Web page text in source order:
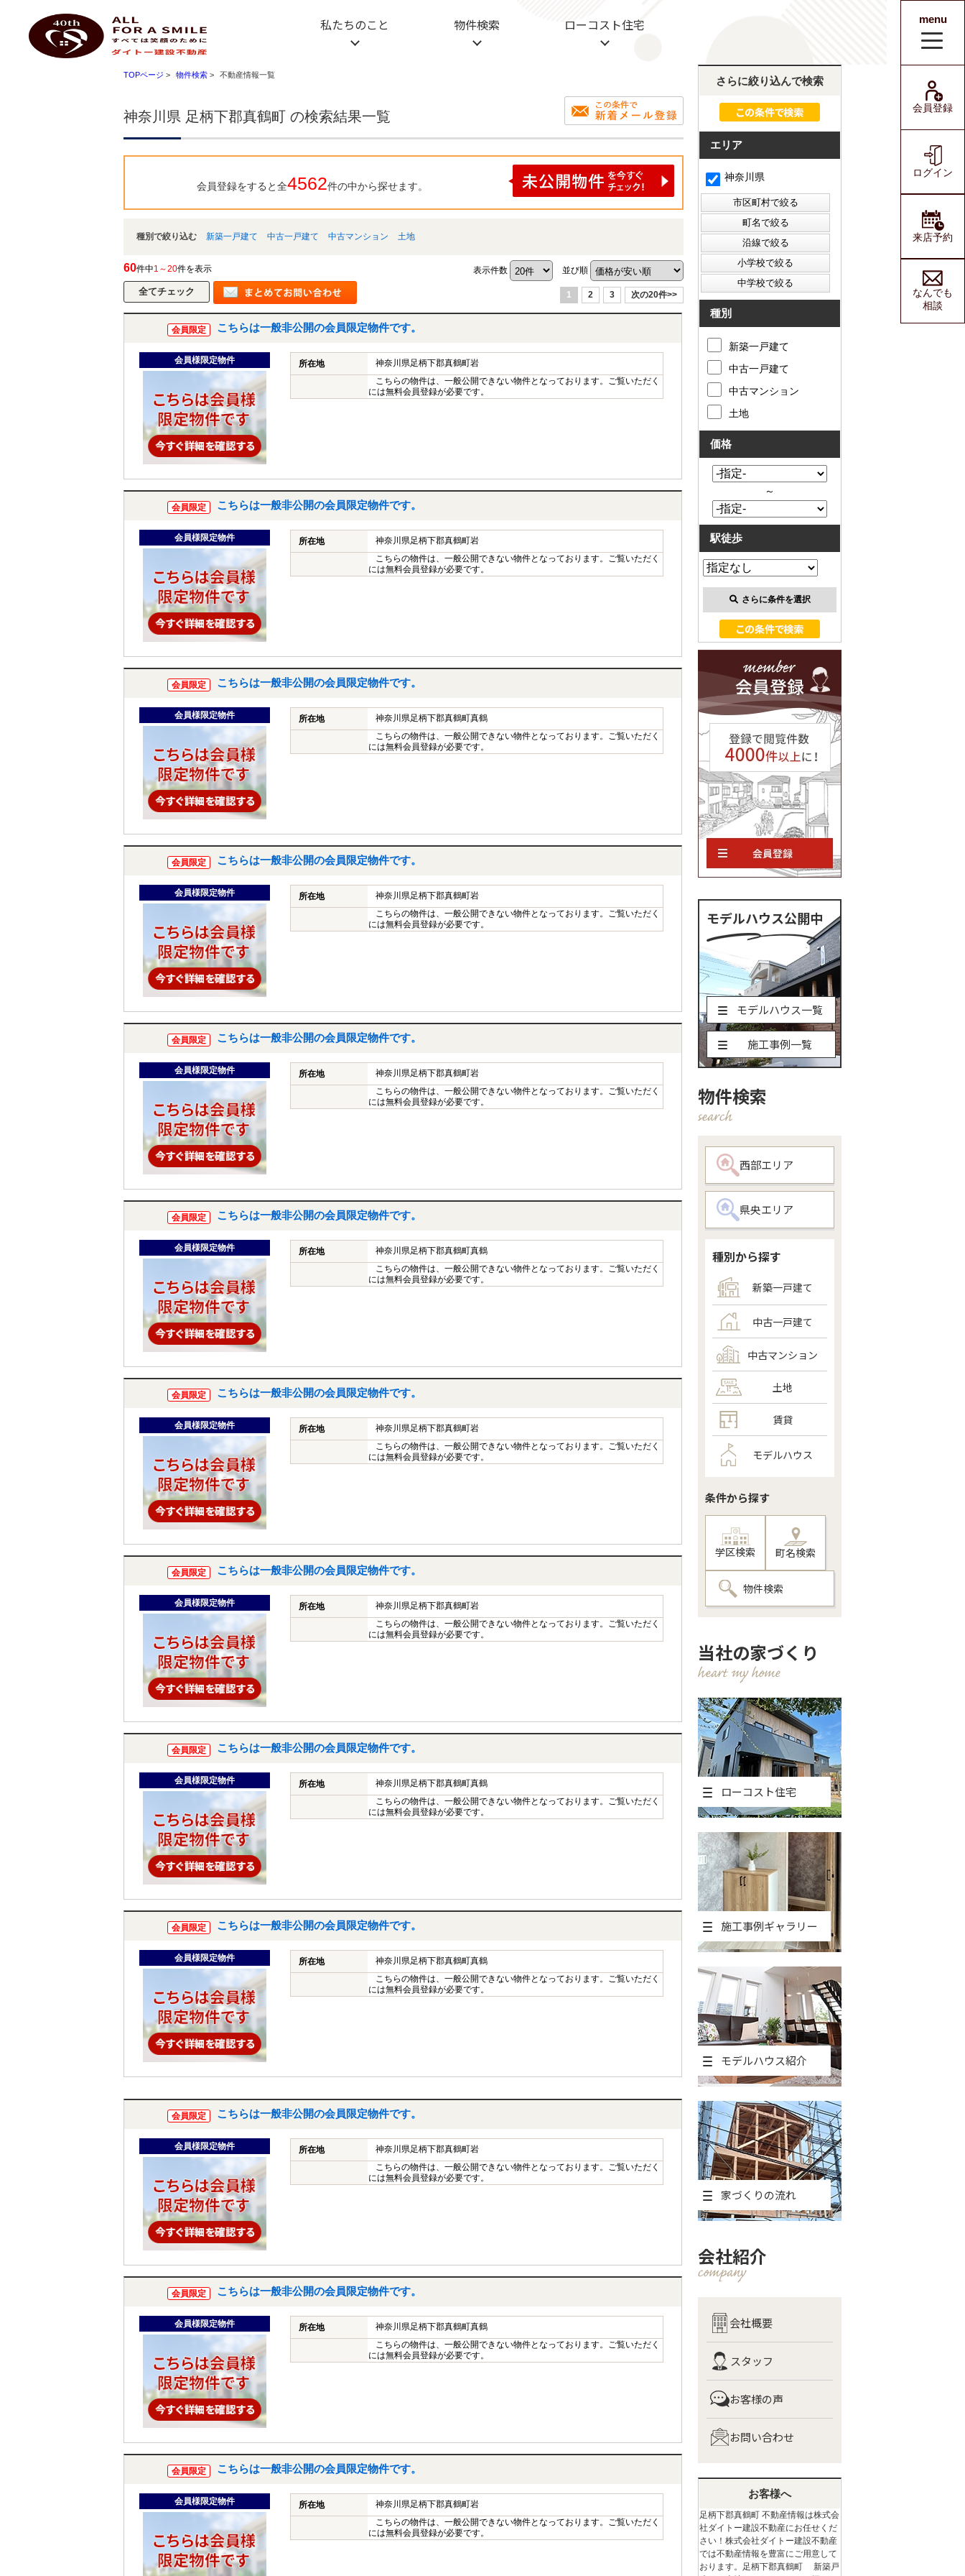
神奈川県 足柄下郡真鶴町 ｜小田原 不動産 ハートマイホーム ダイトー建設不動産
私たちのこと 物件検索 ローコスト住宅
ダイトー建設不動産
menu
会員登録
ログイン
来店予約
なんでも
相談
TOPページ > 物件検索 > 不動産情報一覧
神奈川県 足柄下郡真鶴町 の検索結果一覧
会員登録をすると全4562件の中から探せます。
種別で絞り込む 新築一戸建て 中古一戸建て 中古マンション 土地
60件中1～20件を表示 表示件数 並び順
1 2 3 次の20件>>
会員限定 こちらは一般非公開の会員限定物件です。
会員様限定物件 所在地
神奈川県足柄下郡真鶴町岩
こちらの物件は、一般公開できない物件となっております。ご覧いただく
には無料会員登録が必要です。
会員限定 こちらは一般非公開の会員限定物件です。
会員様限定物件 所在地
神奈川県足柄下郡真鶴町岩
こちらの物件は、一般公開できない物件となっております。ご覧いただく
には無料会員登録が必要です。
会員限定 こちらは一般非公開の会員限定物件です。
会員様限定物件 所在地
神奈川県足柄下郡真鶴町真鶴
こちらの物件は、一般公開できない物件となっております。ご覧いただく
には無料会員登録が必要です。
会員限定 こちらは一般非公開の会員限定物件です。
会員様限定物件 所在地
神奈川県足柄下郡真鶴町岩
こちらの物件は、一般公開できない物件となっております。ご覧いただく
には無料会員登録が必要です。
会員限定 こちらは一般非公開の会員限定物件です。
会員様限定物件 所在地
神奈川県足柄下郡真鶴町岩
こちらの物件は、一般公開できない物件となっております。ご覧いただく
には無料会員登録が必要です。
会員限定 こちらは一般非公開の会員限定物件です。
会員様限定物件 所在地
神奈川県足柄下郡真鶴町真鶴
こちらの物件は、一般公開できない物件となっております。ご覧いただく
には無料会員登録が必要です。
会員限定 こちらは一般非公開の会員限定物件です。
会員様限定物件 所在地
神奈川県足柄下郡真鶴町岩
こちらの物件は、一般公開できない物件となっております。ご覧いただく
には無料会員登録が必要です。
会員限定 こちらは一般非公開の会員限定物件です。
会員様限定物件 所在地
神奈川県足柄下郡真鶴町岩
こちらの物件は、一般公開できない物件となっております。ご覧いただく
には無料会員登録が必要です。
会員限定 こちらは一般非公開の会員限定物件です。
会員様限定物件 所在地
神奈川県足柄下郡真鶴町真鶴
こちらの物件は、一般公開できない物件となっております。ご覧いただく
には無料会員登録が必要です。
会員限定 こちらは一般非公開の会員限定物件です。
会員様限定物件 所在地
神奈川県足柄下郡真鶴町真鶴
こちらの物件は、一般公開できない物件となっております。ご覧いただく
には無料会員登録が必要です。
会員限定 こちらは一般非公開の会員限定物件です。
会員様限定物件 所在地
神奈川県足柄下郡真鶴町岩
こちらの物件は、一般公開できない物件となっております。ご覧いただく
には無料会員登録が必要です。
会員限定 こちらは一般非公開の会員限定物件です。
会員様限定物件 所在地
神奈川県足柄下郡真鶴町真鶴
こちらの物件は、一般公開できない物件となっております。ご覧いただく
には無料会員登録が必要です。
会員限定 こちらは一般非公開の会員限定物件です。
会員様限定物件 所在地
神奈川県足柄下郡真鶴町岩
こちらの物件は、一般公開できない物件となっております。ご覧いただく
には無料会員登録が必要です。
さらに絞り込んで検索
エリア
神奈川県
種別
新築一戸建て
中古一戸建て
中古マンション
土地
価格
～
駅徒歩
さらに条件を選択
モデルハウス公開中
モデルハウス一覧
施工事例一覧
物件検索
西部エリア
県央エリア
種別から探す
新築一戸建て
中古一戸建て
中古マンション
土地
賃貸
モデルハウス
条件から探す
学区検索 町名検索
物件検索
当社の家づくり
ローコスト住宅
施工事例ギャラリー
モデルハウス紹介
家づくりの流れ
会社紹介
会社概要
スタッフ
お客様の声
お問い合わせ
お客様へ
足柄下郡真鶴町 不動産情報は株式会
社ダイトー建設不動産にお任せくだ
さい！株式会社ダイトー建設不動産
では不動産情報を豊富にご用意して
おります。足柄下郡真鶴町 新築戸